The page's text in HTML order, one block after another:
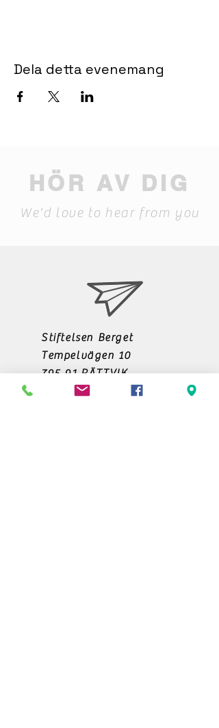
Dela detta evenemang
HÖR AV DIG
We'd love to hear from you
Stiftelsen Berget
Tempelvägen 10
795 91 RÄTTVIK
0248-797170